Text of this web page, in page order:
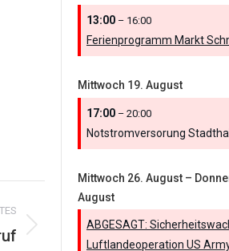
13:00 – 16:00
Ferienprogramm Markt
Mittwoch 19. August
17:00 – 20:00
Notstromversorung
Mittwoch 26. August –
August
ABGESAGT:
Luftlandeoperation US